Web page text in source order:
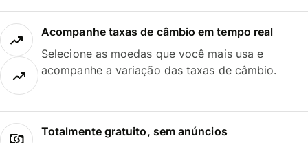
Acompanhe taxas de câmbio em tempo real
Selecione as moedas que você mais usa e
acompanhe a variação das taxas de câmbio.
Totalmente gratuito, sem anúncios